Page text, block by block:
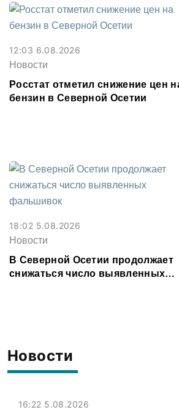
Новости
16:22 5.08.2026
12:03 6.08.2026
Новости
Росстат отметил снижение цен
бензин в Северной Осетии
18:02 5.08.2026
Новости
В Северной Осетии продолжает
снижаться число выявленных